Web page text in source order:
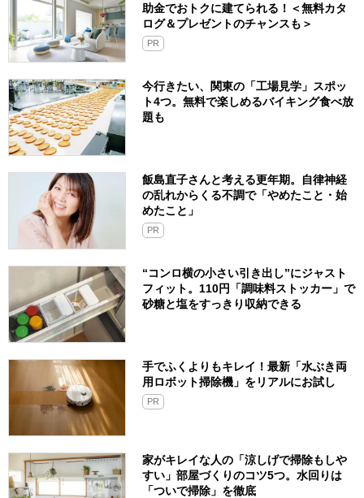
助金でおトクに建てられる！＜無料カタ
ログ＆プレゼントのチャンスも＞
PR
今行きたい、関東の「工場見学」スポッ
ト4つ。無料で楽しめるバイキング食べ放
題も
飯島直子さんと考える更年期。自律神経
の乱れからくる不調で「やめたこと・始
めたこと」
PR
“コンロ横の小さい引き出し”にジャスト
フィット。110円「調味料ストッカー」で
砂糖と塩をすっきり収納できる
手でふくよりもキレイ！最新「水ぶき両
用ロボット掃除機」をリアルにお試し
PR
家がキレイな人の「涼しげで掃除もしや
すい」部屋づくりのコツ5つ。水回りは
「ついで掃除」を徹底